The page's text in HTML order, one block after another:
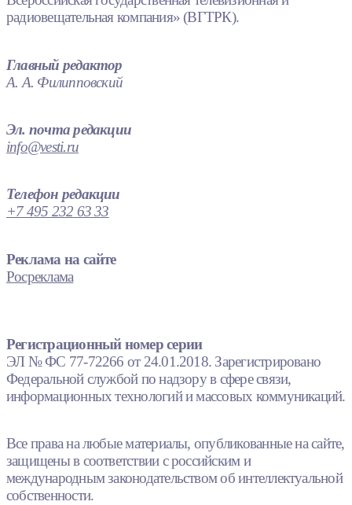
радиовещательная компания» (ВГТРК).
Главный редактор
А. А. Филипповский
Эл. почта редакции
info@vesti.ru
Телефон редакции
+7 495 232 63 33
Реклама на сайте
Росреклама
Регистрационный номер серии
ЭЛ № ФС 77-72266 от 24.01.2018. Зарегистрировано
Федеральной службой по надзору в сфере связи,
информационных технологий и массовых коммуникаций.
Все права на любые материалы, опубликованные на сайте,
защищены в соответствии с российским и
международным законодательством об интеллектуальной
собственности.